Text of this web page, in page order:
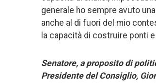
generale ho sempre avuto
anche al di fuori del mio
la capacità di costruire ponti e
Senatore, a proposito di
Presidente del Consiglio,